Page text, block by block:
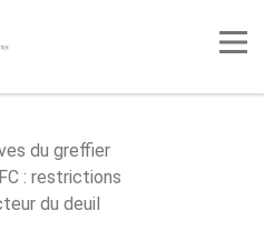
du greffier
: restrictions
du deuil